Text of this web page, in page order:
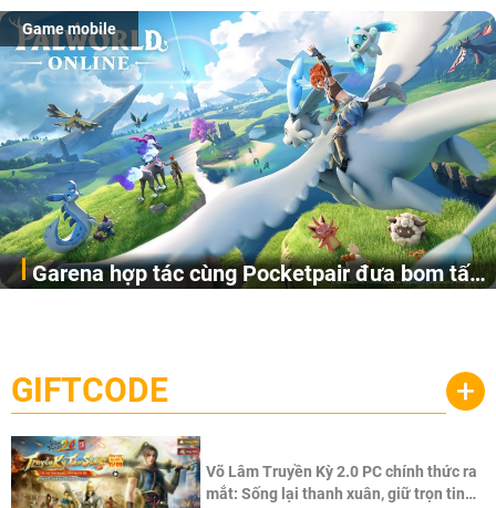
Game mobile
Garena hợp tác cùng Pocketpair đưa bom tấn
cầu, theo giấy phép chính thức từ công ty game Nhật Bản
Pocketpair, Inc.
GIFTCODE +
Võ Lâm Truyền Kỳ 2.0 PC chính thức ra
mắt: Sống lại thanh xuân, giữ trọn tinh